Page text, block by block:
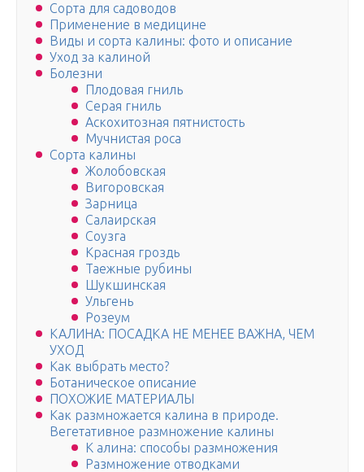
Сорта для садоводов
Применение в медицине
Виды и сорта калины: фото и описание
Уход за калиной
Болезни
Плодовая гниль
Серая гниль
Аскохитозная пятнистость
Мучнистая роса
Сорта калины
Жолобовская
Вигоровская
Зарница
Салаирская
Соузга
Красная гроздь
Таежные рубины
Шукшинская
Ульгень
Розеум
КАЛИНА: ПОСАДКА НЕ МЕНЕЕ ВАЖНА, ЧЕМ
УХОД
Как выбрать место?
Ботаническое описание
ПОХОЖИЕ МАТЕРИАЛЫ
Как размножается калина в природе.
Вегетативное размножение калины
К алина: способы размножения
Размножение отводками